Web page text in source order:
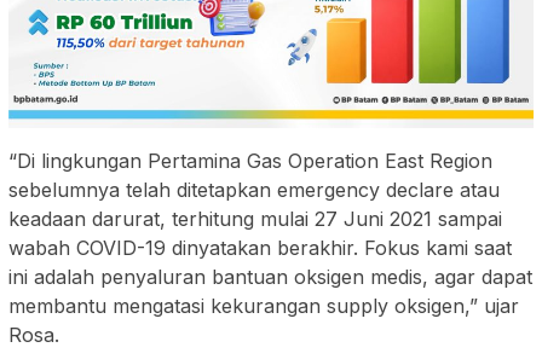
“Di lingkungan Pertamina Gas Operation East Region
sebelumnya telah ditetapkan emergency declare atau
keadaan darurat, terhitung mulai 27 Juni 2021 sampai
wabah COVID-19 dinyatakan berakhir. Fokus kami saat
ini adalah penyaluran bantuan oksigen medis, agar dapat
membantu mengatasi kekurangan supply oksigen,” ujar
Rosa.